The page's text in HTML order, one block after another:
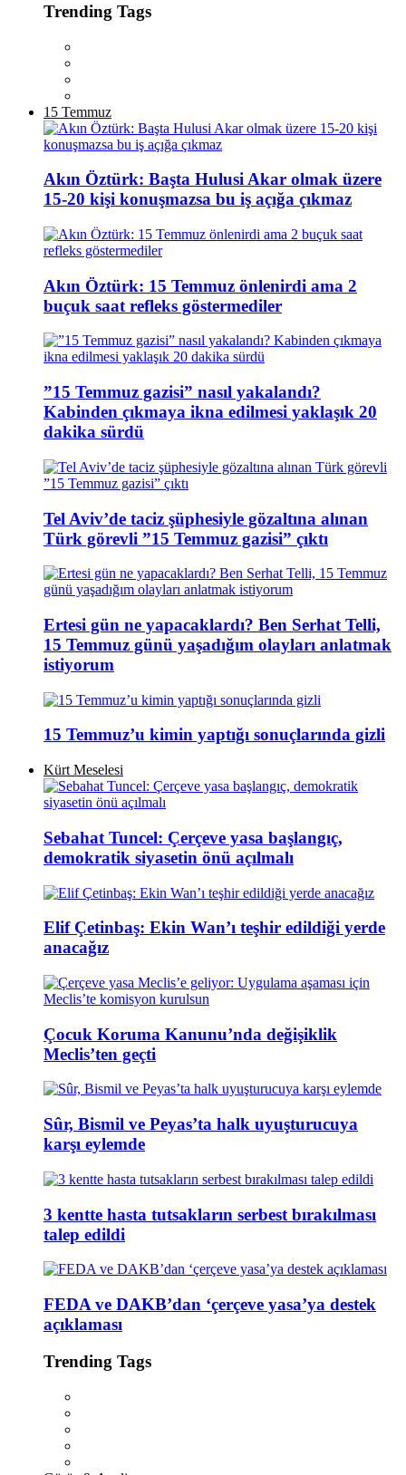
Trending Tags
15 Temmuz
Akın Öztürk: Başta Hulusi Akar olmak üzere
15-20 kişi konuşmazsa bu iş açığa çıkmaz
Akın Öztürk: 15 Temmuz önlenirdi ama 2
buçuk saat refleks göstermediler
”15 Temmuz gazisi” nasıl yakalandı?
Kabinden çıkmaya ikna edilmesi yaklaşık 20
dakika sürdü
Tel Aviv’de taciz şüphesiyle gözaltına alınan
Türk görevli ”15 Temmuz gazisi” çıktı
Ertesi gün ne yapacaklardı? Ben Serhat Telli,
15 Temmuz günü yaşadığım olayları anlatmak
istiyorum
15 Temmuz’u kimin yaptığı sonuçlarında gizli
Kürt Meselesi
Sebahat Tuncel: Çerçeve yasa başlangıç,
demokratik siyasetin önü açılmalı
Elif Çetinbaş: Ekin Wan’ı teşhir edildiği yerde
anacağız
Çocuk Koruma Kanunu’nda değişiklik
Meclis’ten geçti
Sûr, Bismil ve Peyas’ta halk uyuşturucuya
karşı eylemde
3 kentte hasta tutsakların serbest bırakılması
talep edildi
FEDA ve DAKB’dan ‘çerçeve yasa’ya destek
açıklaması
Trending Tags